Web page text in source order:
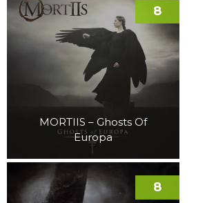
MORTIIS – Ghosts Of
Europa
8
8